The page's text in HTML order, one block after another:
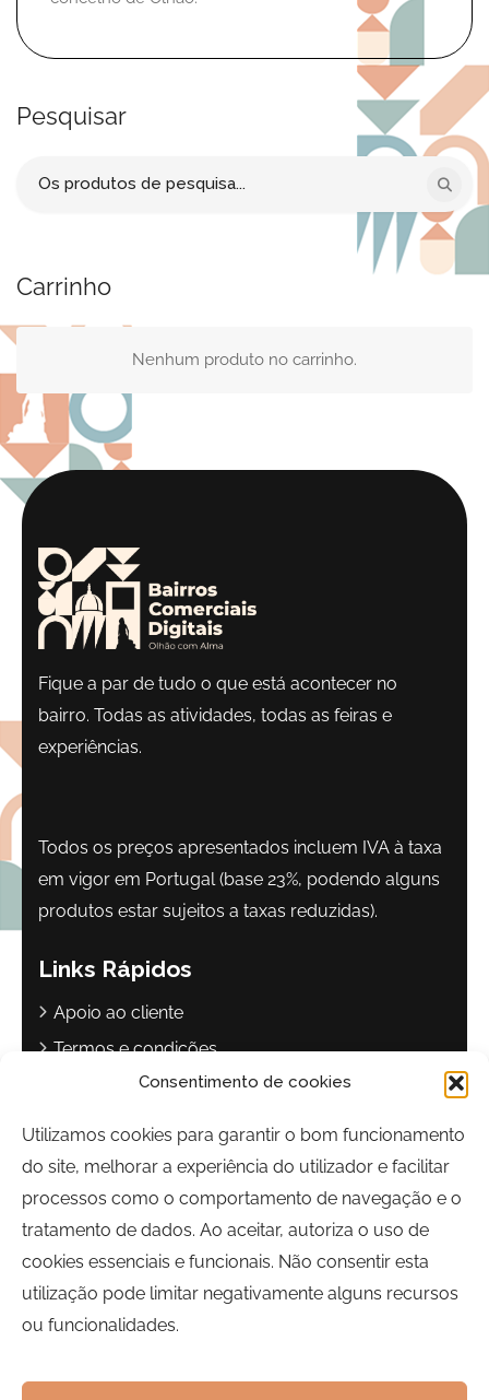
Consentimento de cookies
Utilizamos cookies para garantir o bom funcionamento
do site, melhorar a experiência do utilizador e facilitar
processos como o comportamento de navegação e o
tratamento de dados. Ao aceitar, autoriza o uso de
cookies essenciais e funcionais. Não consentir esta
utilização pode limitar negativamente alguns recursos
ou funcionalidades.
Pesquisar
Carrinho
Nenhum produto no carrinho.
Fique a par de tudo o que está acontecer no
bairro. Todas as atividades, todas as feiras e
experiências.
Todos os preços apresentados incluem IVA à taxa
em vigor em Portugal (base 23%, podendo alguns
produtos estar sujeitos a taxas reduzidas).
Links Rápidos
Apoio ao cliente
Termos e condições
Política de privacidade
Contactos
Largo Sebastião Martins Mestre
8700-349, Olhão, Portugal
Horário:Segunda a Sexta-feira | 09h00 às 17h00